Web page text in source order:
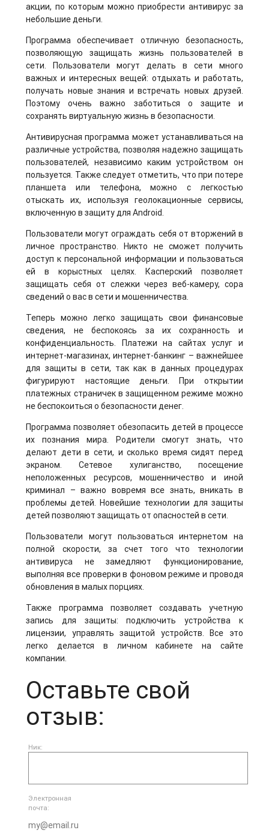
акции, по которым можно приобрести антивирус за
небольшие деньги.
Программа обеспечивает отличную безопасность,
позволяющую защищать жизнь пользователей в
сети. Пользователи могут делать в сети много
важных и интересных вещей: отдыхать и работать,
получать новые знания и встречать новых друзей.
Поэтому очень важно заботиться о защите и
сохранять виртуальную жизнь в безопасности.
Антивирусная программа может устанавливаться на
различные устройства, позволяя надежно защищать
пользователей, независимо каким устройством он
пользуется. Также следует отметить, что при потере
планшета или телефона, можно с легкостью
отыскать их, используя геолокационные сервисы,
включенную в защиту для Android.
Пользователи могут ограждать себя от вторжений в
личное пространство. Никто не сможет получить
доступ к персональной информации и пользоваться
ей в корыстных целях. Касперский позволяет
защищать себя от слежки через веб-камеру, сора
сведений о вас в сети и мошенничества.
Теперь можно легко защищать свои финансовые
сведения, не беспокоясь за их сохранность и
конфиденциальность. Платежи на сайтах услуг и
интернет-магазинах, интернет-банкинг – важнейшее
для защиты в сети, так как в данных процедурах
фигурируют настоящие деньги. При открытии
платежных страничек в защищенном режиме можно
не беспокоиться о безопасности денег.
Программа позволяет обезопасить детей в процессе
их познания мира. Родители смогут знать, что
делают дети в сети, и сколько время сидят перед
экраном. Сетевое хулиганство, посещение
неположенных ресурсов, мошенничество и иной
криминал – важно вовремя все знать, вникать в
проблемы детей. Новейшие технологии для защиты
детей позволяют защищать от опасностей в сети.
Пользователи могут пользоваться интернетом на
полной скорости, за счет того что технологии
антивируса не замедляют функционирование,
выполняя все проверки в фоновом режиме и проводя
обновления в малых порциях.
Также программа позволяет создавать учетную
запись для защиты: подключить устройства к
лицензии, управлять защитой устройств. Все это
легко делается в личном кабинете на сайте
компании.
Оставьте свой
отзыв:
Ник:
Электронная
почта: